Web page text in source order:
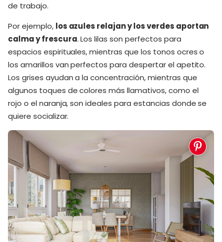
de trabajo.
Por ejemplo, los azules relajan y los verdes aportan
calma y frescura. Los lilas son perfectos para
espacios espirituales, mientras que los tonos ocres o
los amarillos van perfectos para despertar el apetito.
Los grises ayudan a la concentración, mientras que
algunos toques de colores más llamativos, como el
rojo o el naranja, son ideales para estancias donde se
quiere socializar.